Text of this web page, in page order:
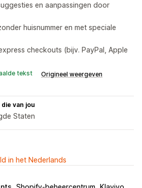
en aanpassingen door
huisnummer en met speciale
checkouts (bijv. PayPal, Apple
tekst Origineel weergeven
van jou
Staten
in het Nederlands